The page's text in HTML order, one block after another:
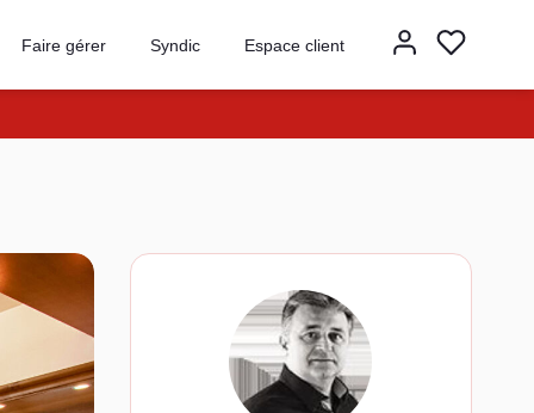
Faire gérer Syndic Espace client